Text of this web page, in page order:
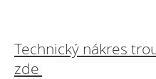
Technický nákres
zde ke stažení: